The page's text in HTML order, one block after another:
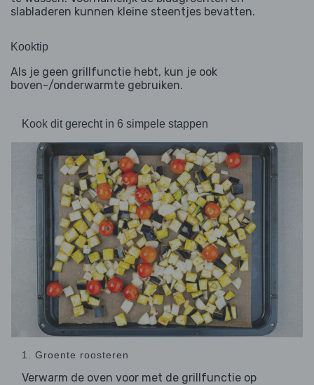
slabladeren kunnen kleine steentjes bevatten.
Kooktip
Als je geen grillfunctie hebt, kun je ook
boven-/onderwarmte gebruiken.
Kook dit gerecht in 6 simpele stappen
1. Groente roosteren
Verwarm de oven voor met de grillfunctie op